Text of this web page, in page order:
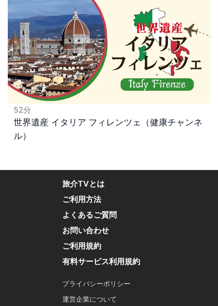
52分
世界遺産 イタリア フィレンツェ（健康チャンネ
ル）
旅介TVとは
ご利用方法
よくあるご質問
お問い合わせ
ご利用規約
有料サービス利用規約
プライバシーポリシー
運営企業について